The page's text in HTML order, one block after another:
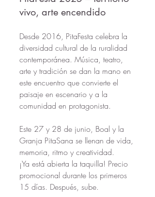
vivo, arte encendido
Desde 2016, PitaFesta celebra la
diversidad cultural de la ruralidad
contemporánea. Música, teatro,
arte y tradición se dan la mano en
este encuentro que convierte el
paisaje en escenario y a la
comunidad en protagonista.
Este 27 y 28 de junio, Boal y la
Granja PitaSana se llenan de vida,
memoria, ritmo y creatividad.
¡Ya está abierta la taquilla! Precio
promocional durante los primeros
15 días. Después, sube.